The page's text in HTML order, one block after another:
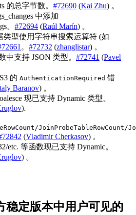
的总字节数。 #72690 (Kai Zhu) 。
中添加
。 #72694 (Raúl Marín) 。
类型使用字符串搜索运算符 (如
。 #72732 (zhanglistar) 。
中支持 JSON 类型。 #72741 (Pavel
的 AuthenticationRequired 错
Baranov) 。
现已支持 Dynamic 类型。
).
JoinProbeTableRowCount/
(Vladimir Cherkasov) 。
etc. 等函数现已支持 Dynamic。
) 。
稳定版本中用户可见的